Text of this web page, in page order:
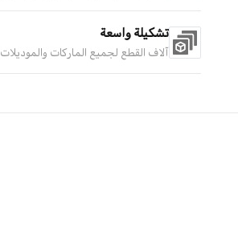
تشكيلة واسعة
آلاف القطع لجميع الماركات والموديلات